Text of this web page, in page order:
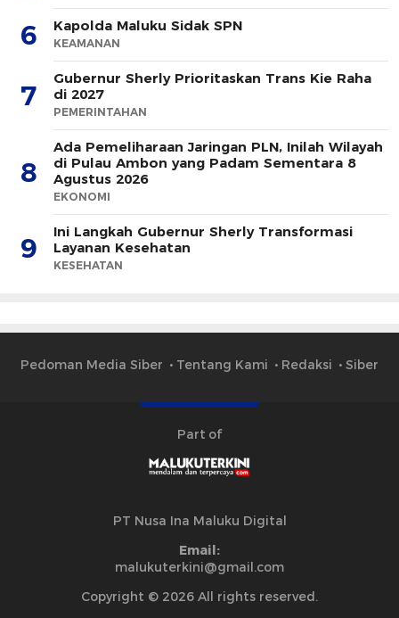
6 Kapolda Maluku Sidak SPN
KEAMANAN
7
Gubernur Sherly Prioritaskan Trans Kie Raha
di 2027
PEMERINTAHAN
8
Ada Pemeliharaan Jaringan PLN, Inilah Wilayah
di Pulau Ambon yang Padam Sementara 8
Agustus 2026
EKONOMI
9
Ini Langkah Gubernur Sherly Transformasi
Layanan Kesehatan
KESEHATAN
Pedoman Media Siber Tentang Kami Redaksi Siber
Part of
PT Nusa Ina Maluku Digital
Email:
malukuterkini@gmail.com
Copyright © 2026 All rights reserved.